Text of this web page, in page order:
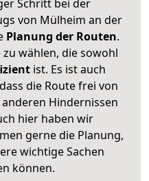
Schritt bei der
von Mülheim an der
Planung der Routen.
wählen, die sowohl
ist. Es ist auch
die Route frei von
Hindernissen
hier haben wir
gerne die Planung,
wichtige Sachen
können.